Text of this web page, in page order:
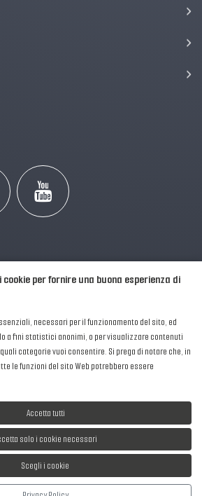
della Musica Italia Tutti i Diritti Riservati.
Policy
| Cookies
daNewMediaConsulting
cookie per fornire una buona esperienza di
necessari per il funzionamento del sito, ed
a fini statistici anonimi, o per visualizzare contenuti
categorie vuoi consentire. Si prega di notare che, in
le funzioni del sito Web potrebbero essere
Accetta tutti
solo i cookie necessari
Scegli i cookie